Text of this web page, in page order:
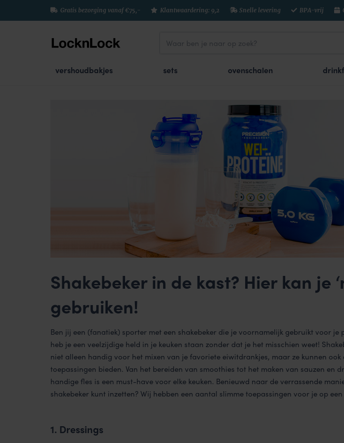
Gratis bezorging vanaf €75,- Klantwaardering: 9,2 Snelle levering BPA-vrij
vershoudbakjes sets ovenschalen
Shakebeker in de kast? Hier kan je
gebruiken!
Ben jij een (fanatiek) sporter met een shakebeker die je voornamelijk gebruikt voor je
heb je een veelzijdige held in je keuken staan zonder dat je het misschien weet!
niet alleen handig voor het mixen van je favoriete eiwitdrankjes, maar ze kunnen
toepassingen bieden. Van het bereiden van smoothies tot het maken van sauzen en
handige fles is een must-have voor elke keuken. Benieuwd naar de verrassende
shakebeker kunt inzetten? Wij hebben een aantal slimme toepassingen voor je op
1. Dressings